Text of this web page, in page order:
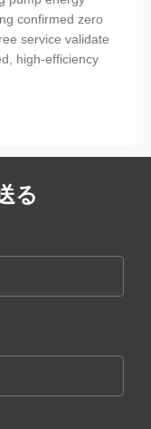
confirmed zero
service validate
high-efficiency
る